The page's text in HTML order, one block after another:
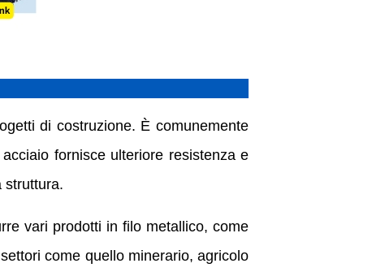
di costruzione. È comunemente
fornisce ulteriore resistenza e
struttura.
vari prodotti in filo metallico, come
come quello minerario, agricolo